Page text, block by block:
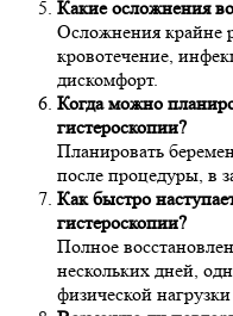
Какие осложнения
Осложнения крайне
кровотечение,
дискомфорт.
Когда можно
гистероскопии?
Планировать
после процедуры, в
Как быстро
гистероскопии?
Полное
нескольких дней,
физической